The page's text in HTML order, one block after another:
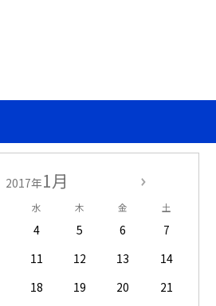
2017年1月
水 木 金 土
4 5 6
7
11 12 13
14
18 19 20
21